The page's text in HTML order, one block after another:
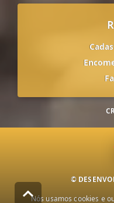
©
Nós usamos cookies e